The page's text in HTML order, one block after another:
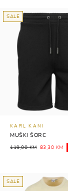
SALE
KARL KANI
MUŠKI ŠORC
119,00 KM 83,30 KM
SALE